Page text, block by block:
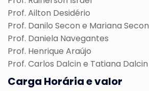
Prof. Ailton Desidério
Prof. Danilo Secon e Mariana Secon
Prof. Daniela Navegantes
Prof. Henrique Araújo
Prof. Carlos Dalcin e Tatiana Dalcin
Carga Horária e valor